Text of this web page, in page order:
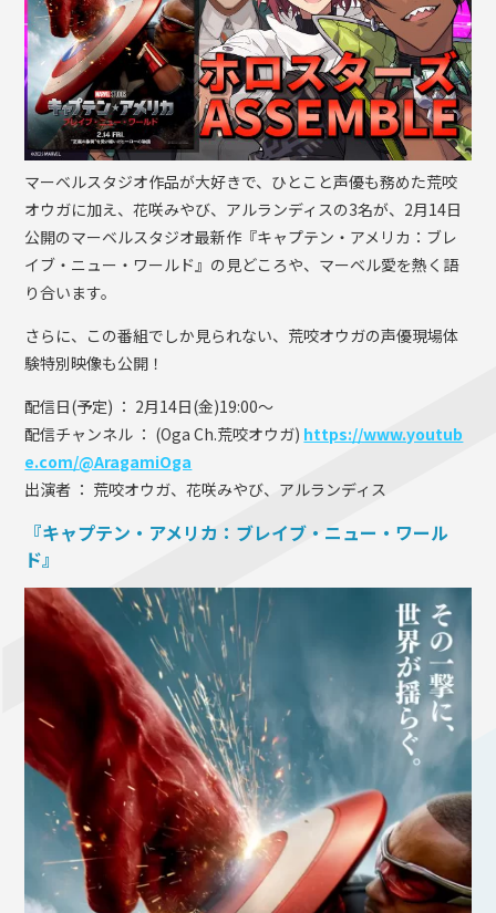
マーベルスタジオ作品が大好きで、ひとこと声優も務めた荒咬
オウガに加え、花咲みやび、アルランディスの3名が、2月14日
公開のマーベルスタジオ最新作『キャプテン・アメリカ：ブレ
イブ・ニュー・ワールド』の見どころや、マーベル愛を熱く語
り合います。
さらに、この番組でしか見られない、荒咬オウガの声優現場体
験特別映像も公開！
配信日(予定) ： 2月14日(金)19:00～
配信チャンネル ： (Oga Ch.荒咬オウガ) https://www.youtub
e.com/@AragamiOga
出演者 ： 荒咬オウガ、花咲みやび、アルランディス
『キャプテン・アメリカ：ブレイブ・ニュー・ワール
ド』